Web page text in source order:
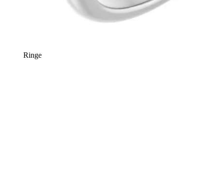
Ringe